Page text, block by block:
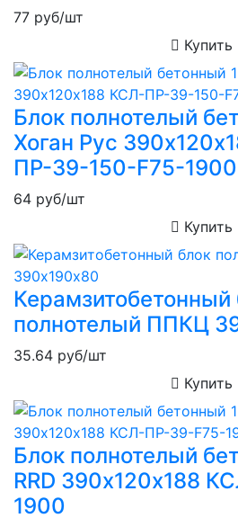
77 руб/шт
Купить
Блок полнотелый
Хоган Рус
ПР-39-150-F75-1900
64 руб/шт
Купить
Керамзитобетонный
полнотелый ППКЦ
35.64 руб/шт
Купить
Блок полнотелый
RRD 390х120х188
1900